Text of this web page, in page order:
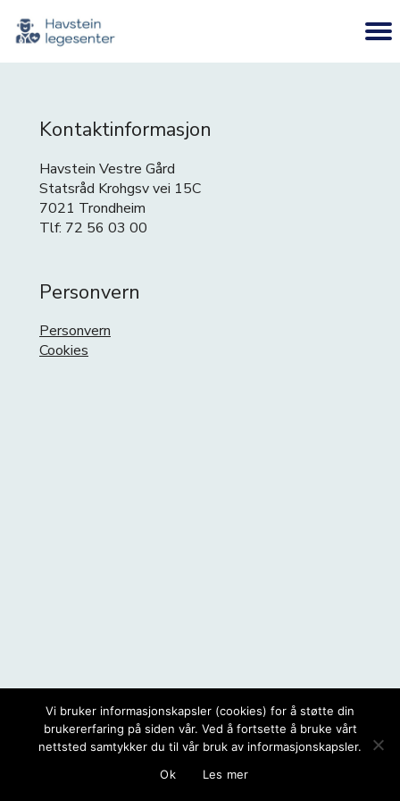
Kontaktinformasjon
Havstein Vestre Gård
Statsråd Krohgsv vei 15C
7021 Trondheim
Tlf: 72 56 03 00
Personvern
Personvern
Cookies
Vi bruker informasjonskapsler (cookies) for å støtte din
brukererfaring på siden vår. Ved å fortsette å bruke vårt
nettsted samtykker du til vår bruk av informasjonskapsler.
Ok
Les mer